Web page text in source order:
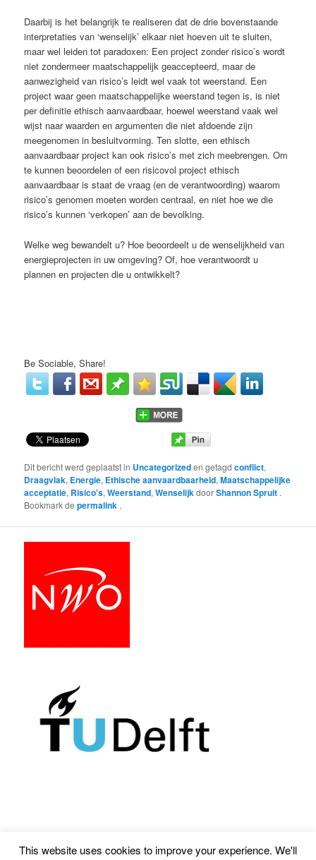
Daarbij is het belangrijk te realiseren dat de drie bovenstaande
interpretaties van ‘wenselijk’ elkaar niet hoeven uit te sluiten,
maar wel leiden tot paradoxen: Een project zonder risico’s wordt
niet zondermeer maatschappelijk geaccepteerd, maar de
aanwezigheid van risico’s leidt wel vaak tot weerstand. Een
project waar geen maatschappelijke weerstand tegen is, is niet
per definitie ethisch aanvaardbaar, hoewel weerstand vaak wel
wijst naar waarden en argumenten die niet afdoende zijn
meegenomen in besluitvorming. Ten slotte, een ethisch
aanvaardbaar project kan ook risico’s met zich meebrengen. Om
te kunnen beoordelen of een risicovol project ethisch
aanvaardbaar is staat de vraag (en de verantwoording) waarom
risico’s genomen moeten worden centraal, en niet hoe we die
risico’s kunnen ‘verkopen’ aan de bevolking.
Welke weg bewandelt u? Hoe beoordeelt u de wenselijkheid van
energieprojecten in uw omgeving? Of, hoe verantwoordt u
plannen en projecten die u ontwikkelt?
Be Sociable, Share!
Dit bericht werd geplaatst in Uncategorizeden getagdconflict,
Draagvlak, Energie, Ethische aanvaardbaarheid,Maatschappelijke
acceptatie, Risico's,Weerstand,WenselijkdoorShannon Spruit .
Bookmark depermalink .
This website uses cookies to improve your experience. We'll